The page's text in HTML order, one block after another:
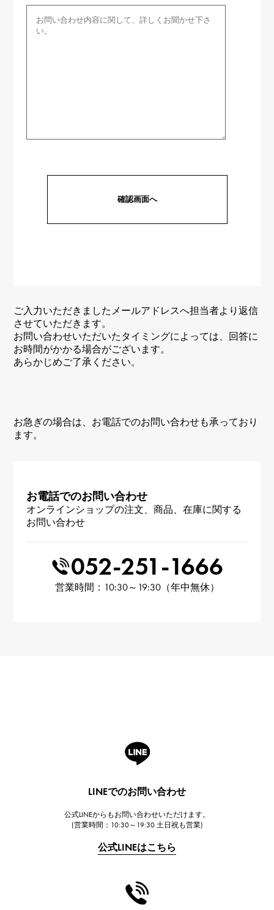
ご入力いただきましたメールアドレスへ担当者より返信
させていただきます。
お問い合わせいただいたタイミングによっては、回答に
お時間がかかる場合がございます。
あらかじめご了承ください。
お急ぎの場合は、お電話でのお問い合わせも承っており
ます。
お電話でのお問い合わせ
オンラインショップの注文、商品、在庫に関する
お問い合わせ
052-251-1666
営業時間：10:30～19:30（年中無休）
LINEでのお問い合わせ
公式LINEからもお問い合わせいただけます。
(営業時間：10:30～19:30 土日祝も営業)
公式LINEはこちら